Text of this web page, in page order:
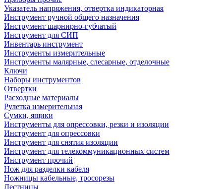
Указатель напряжения, отвертка индикаторная
Инструмент ручной общего назначения
Инструмент шарнирно-губчатый
Инструмент для СИП
Инвентарь инструмент
Инструменты измерительные
Инструменты малярные, слесарные, отделочные
Ключи
Наборы инструментов
Отвертки
Расходные материалы
Рулетка измерительная
Сумки, ящики
Инструменты для опрессовки, резки и изоляции
Инструмент для опрессовки
Инструмент для снятия изоляции
Инструмент для телекоммуникационных систем
Инструмент прочий
Нож для разделки кабеля
Ножницы кабельные, тросорезы
Лестницы